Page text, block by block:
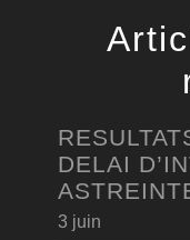
DELAI
3 juin